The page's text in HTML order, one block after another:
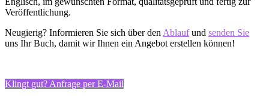
Veröffentlichung.
Neugierig? Informieren Sie sich über den Ablaufund senden Sie
uns Ihr Buch, damit wir Ihnen ein Angebot erstellen können!
Klingt gut? Anfrage per E-Mail